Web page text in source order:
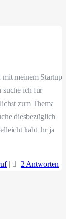
meinem Startup
suche ich für
zum Thema
diesbezüglich
habt ihr ja
| 2 Antworten